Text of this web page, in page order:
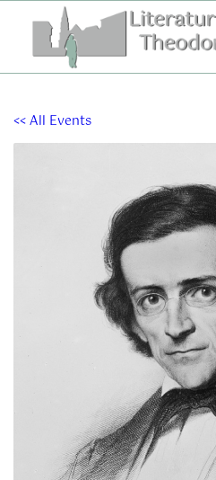
springen
<< All Events